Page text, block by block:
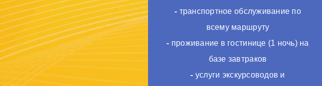
- транспортное обслуживание по
всему маршруту
- проживание в гостинице (1 ночь) на
базе завтраков
- услуги экскурсоводов и